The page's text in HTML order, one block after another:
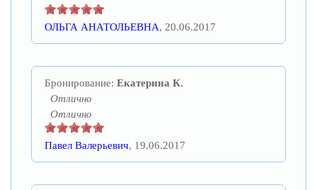
ОЛЬГА АНАТОЛЬЕВНА, 20.06.2017
Бронирование: Екатерина К.
Отлично
Отлично
Павел Валерьевич, 19.06.2017